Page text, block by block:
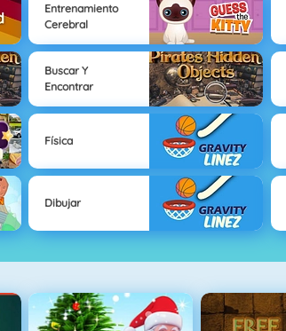
Entrenamiento
Cerebral
Buscar Y
Encontrar
Física
Dibujar